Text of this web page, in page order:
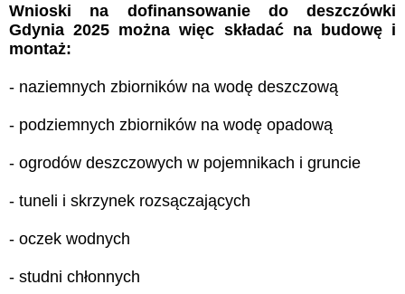
Wnioski na dofinansowanie do deszczówki
Gdynia 2025 można więc składać na budowę i
montaż:
- naziemnych zbiorników na wodę deszczową
- podziemnych zbiorników na wodę opadową
- ogrodów deszczowych w pojemnikach i gruncie
- tuneli i skrzynek rozsączających
- oczek wodnych
- studni chłonnych